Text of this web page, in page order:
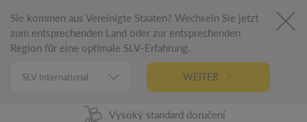
Sie kommen aus Vereinigte Staaten? Wechseln Sie jetzt
zum entsprechenden Land oder zur entsprechenden
Region für eine optimale SLV-Erfahrung.
WEITER
98% Dostupnost zboží
Vysoký standard doručení
5 let záruka
Německá technologie